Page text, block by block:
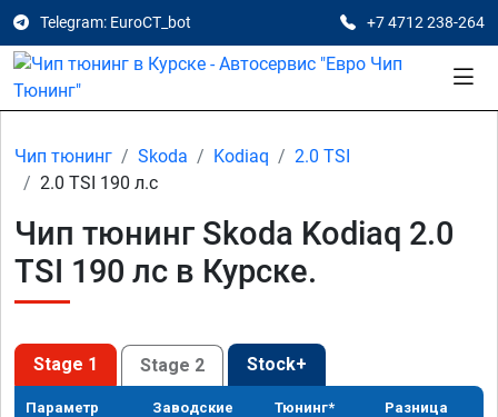
Telegram: EuroCT_bot +7 4712 238-264
Чип тюнинг Skoda Kodiaq
2.0 TSI
2.0 TSI 190 л.с
Чип тюнинг Skoda Kodiaq 2.0
TSI 190 лс в Курске.
Stage 1 Stage 2 Stock+
Параметр Заводские Тюнинг* Разница